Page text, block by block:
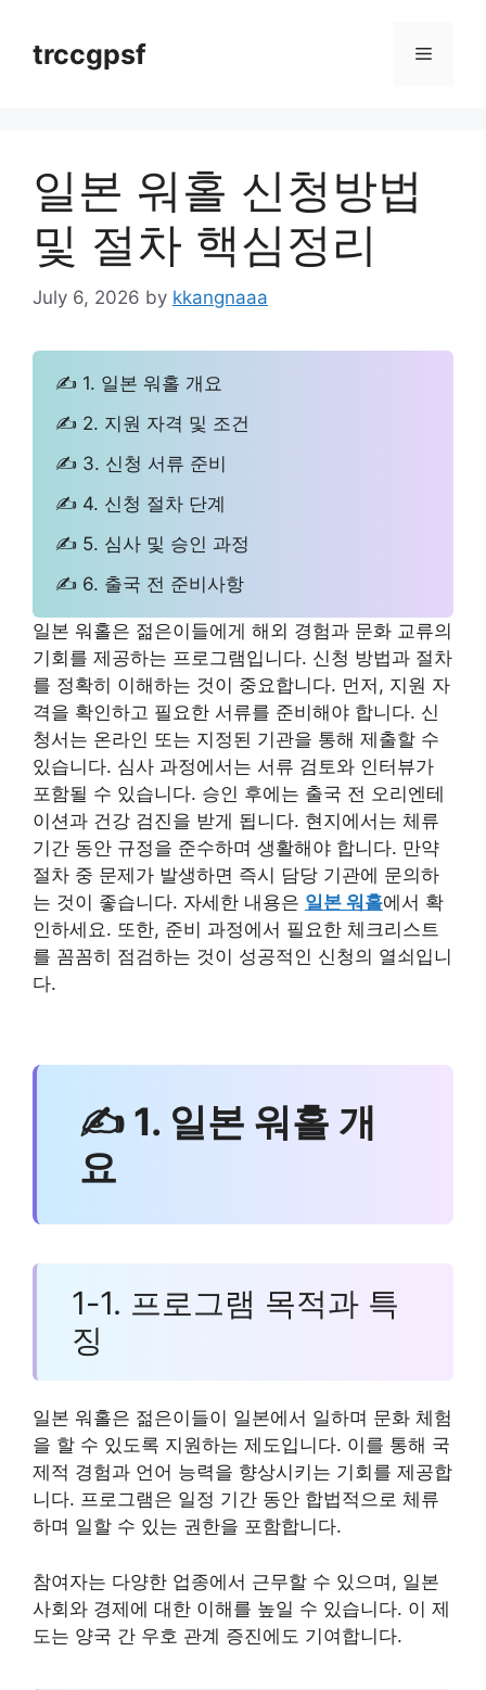
contenttrccgpsf Menu
일본 워홀 신청방법
및 절차 핵심정리
July 6, 2026 by kkangnaaa
✍ 1. 일본 워홀 개요
✍ 2. 지원 자격 및 조건
✍ 3. 신청 서류 준비
✍ 4. 신청 절차 단계
✍ 5. 심사 및 승인 과정
✍ 6. 출국 전 준비사항
일본 워홀은 젊은이들에게 해외 경험과 문화 교류의
기회를 제공하는 프로그램입니다. 신청 방법과 절차
를 정확히 이해하는 것이 중요합니다. 먼저, 지원 자
격을 확인하고 필요한 서류를 준비해야 합니다. 신
청서는 온라인 또는 지정된 기관을 통해 제출할 수
있습니다. 심사 과정에서는 서류 검토와 인터뷰가
포함될 수 있습니다. 승인 후에는 출국 전 오리엔테
이션과 건강 검진을 받게 됩니다. 현지에서는 체류
기간 동안 규정을 준수하며 생활해야 합니다. 만약
절차 중 문제가 발생하면 즉시 담당 기관에 문의하
는 것이 좋습니다. 자세한 내용은 일본 워홀에서 확
인하세요. 또한, 준비 과정에서 필요한 체크리스트
를 꼼꼼히 점검하는 것이 성공적인 신청의 열쇠입니
다.
✍ 1. 일본 워홀 개
요
1-1. 프로그램 목적과 특
징
일본 워홀은 젊은이들이 일본에서 일하며 문화 체험
을 할 수 있도록 지원하는 제도입니다. 이를 통해 국
제적 경험과 언어 능력을 향상시키는 기회를 제공합
니다. 프로그램은 일정 기간 동안 합법적으로 체류
하며 일할 수 있는 권한을 포함합니다.
참여자는 다양한 업종에서 근무할 수 있으며, 일본
사회와 경제에 대한 이해를 높일 수 있습니다. 이 제
도는 양국 간 우호 관계 증진에도 기여합니다.